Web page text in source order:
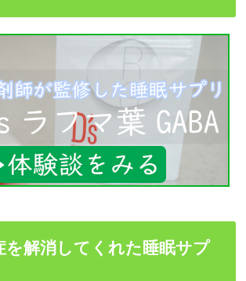
を解消してくれた睡眠サプ